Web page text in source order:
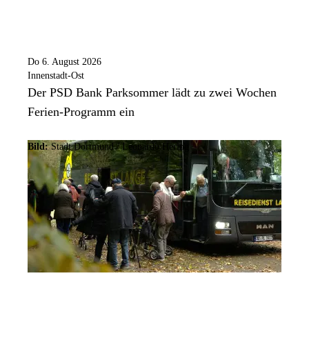
Do 6. August 2026
Innenstadt-Ost
Der PSD Bank Parksommer lädt zu zwei Wochen
Ferien-Programm ein
Bild: Stadt Dortmund / Leonardo Hering